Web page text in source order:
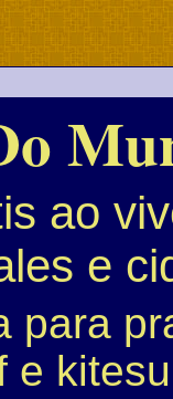
ao
e
para
e